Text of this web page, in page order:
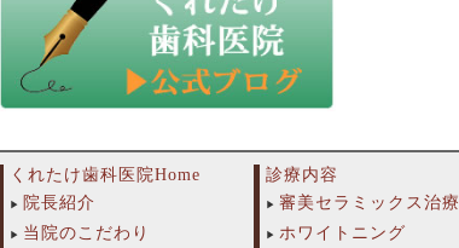
くれたけ歯科医院Home
院長紹介
当院のこだわり
診療内容
審美セラミックス治療
ホワイトニング